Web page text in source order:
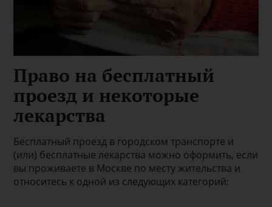
Право на бесплатный
проезд и некоторые
лекарства
Бесплатный проезд в городском транспорте и
(или) бесплатные лекарства можно оформить, если
вы проживаете в Москве по месту жительства и
относитесь к одной из следующих категорий: